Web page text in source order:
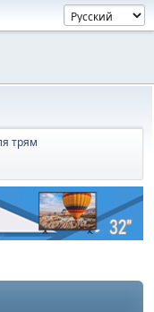
трям